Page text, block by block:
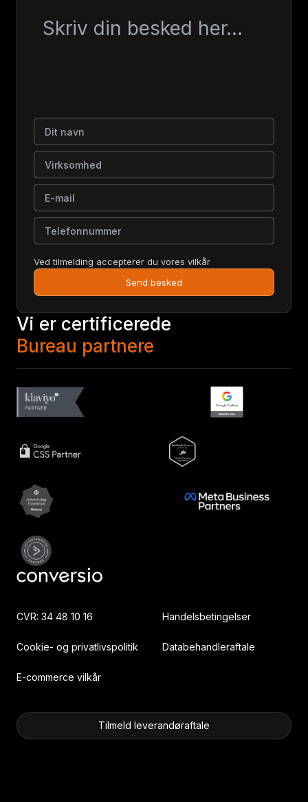
Dit navn
Virksomhed
E-mail
Telefonnummer
Ved tilmelding accepterer du vores vilkår
Send besked
Vi er certificerede
Bureau partnere
CVR: 34 48 10 16 Handelsbetingelser
Cookie- og privatlivspolitik Databehandleraftale
E-commerce vilkår
Tilmeld leverandøraftale